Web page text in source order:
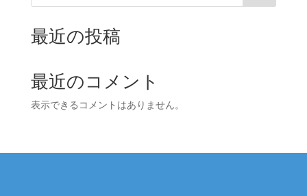
最近の投稿
最近のコメント
表示できるコメントはありません。